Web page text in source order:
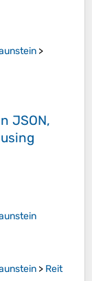
>
JSON,
using
> Reit